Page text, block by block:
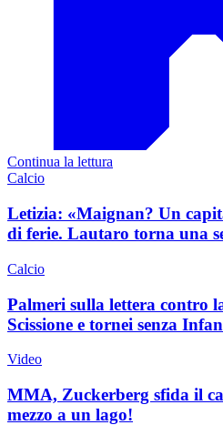
Continua la lettura
Calcio
Letizia: «Maignan? Un
di ferie. Lautaro torna una
Calcio
Palmeri sulla lettera contro
Scissione e tornei senza
Video
MMA, Zuckerberg sfida il
mezzo a un lago!